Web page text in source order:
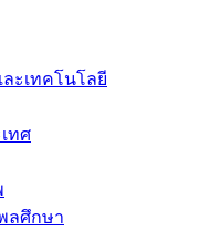
ะเทคโนโลยี
ทศ
ลศึกษา